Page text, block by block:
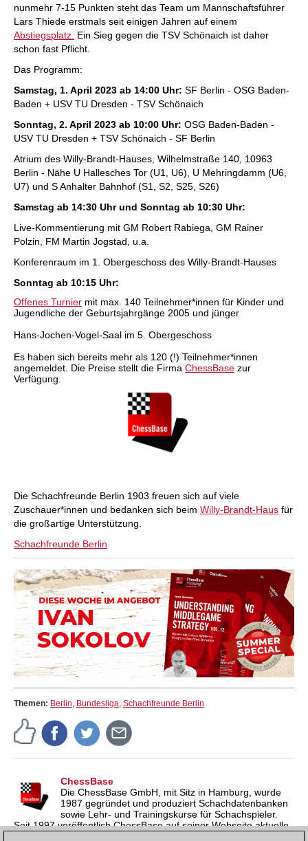
nunmehr 7-15 Punkten steht das Team um Mannschaftsführer
Lars Thiede erstmals seit einigen Jahren auf einem
Abstiegsplatz. Ein Sieg gegen die TSV Schönaich ist daher
schon fast Pflicht.
Das Programm:
Samstag, 1. April 2023 ab 14:00 Uhr: SF Berlin - OSG Baden-
Baden + USV TU Dresden - TSV Schönaich
Sonntag, 2. April 2023 ab 10:00 Uhr: OSG Baden-Baden -
USV TU Dresden + TSV Schönaich - SF Berlin
Atrium des Willy-Brandt-Hauses, Wilhelmstraße 140, 10963
Berlin - Nähe U Hallesches Tor (U1, U6), U Mehringdamm (U6,
U7) und S Anhalter Bahnhof (S1, S2, S25, S26)
Samstag ab 14:30 Uhr und Sonntag ab 10:30 Uhr:
Live-Kommentierung mit GM Robert Rabiega, GM Rainer
Polzin, FM Martin Jogstad, u.a.
Konferenraum im 1. Obergeschoss des Willy-Brandt-Hauses
Sonntag ab 10:15 Uhr:
Offenes Turnier mit max. 140 Teilnehmer*innen für Kinder und
Jugendliche der Geburtsjahrgänge 2005 und jünger
Hans-Jochen-Vogel-Saal im 5. Obergeschoss
Es haben sich bereits mehr als 120 (!) Teilnehmer*innen
angemeldet. Die Preise stellt die Firma ChessBase zur
Verfügung.
Die Schachfreunde Berlin 1903 freuen sich auf viele
Zuschauer*innen und bedanken sich beim Willy-Brandt-Haus für
die großartige Unterstützung.
Schachfreunde Berlin
Themen: Berlin, Bundesliga, Schachfreunde Berlin
ChessBase
Die ChessBase GmbH, mit Sitz in Hamburg, wurde
1987 gegründet und produziert Schachdatenbanken
sowie Lehr- und Trainingskurse für Schachspieler.
Seit 1997 veröffentlich ChessBase auf seiner Webseite aktuelle